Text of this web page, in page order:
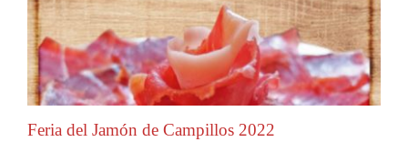
Feria del Jamón de Campillos 2022